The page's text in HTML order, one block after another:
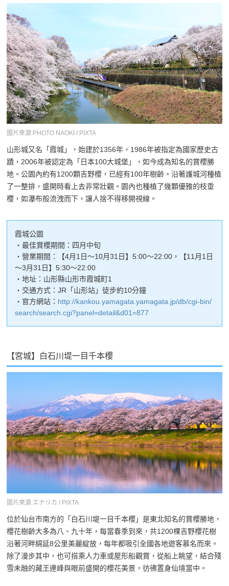
圖片來源:PHOTO NAOKI / PIXTA
山形城又名「霞城」，始建於1356年，1986年被指定為國家歷史古
蹟，2006年被認定為「日本100大城堡」，如今成為知名的賞櫻勝
地。公園內約有1200顆吉野櫻，已經有100年樹齡。沿著護城河種植
了一整排，盛開時看上去非常壯觀。園內也種植了幾顆優雅的枝垂
櫻，如瀑布般流洩而下，讓人捨不得移開視線。
霞城公園
・最佳賞櫻期間：四月中旬
・營業期間：【4月1日～10月31日】5:00～22:00，【11月1日
～3月31日】5:30～22:00
・地址：山形縣山形市霞城町1
・交通方式：JR「山形站」徒步約10分鐘
・官方網站： http://kankou.yamagata.yamagata.jp/db/cgi-bin/
search/search.cgi?panel=detail&d01=877
【宮城】白石川堤一目千本櫻
圖片來源:エナリカ / PIXTA
位於仙台市南方的「白石川堤一目千本櫻」是東北知名的賞櫻勝地，
櫻花樹齡大多為八、九十年，每當春季到來，共1200棵吉野櫻花樹
沿著河畔綿延8公里美麗綻放，每年都吸引全國各地遊客慕名而來。
除了漫步其中，也可搭乘人力車或屋形船觀賞，從船上眺望，結合殘
雪未融的藏王連峰與眼前盛開的櫻花美景，彷彿置身仙境當中。